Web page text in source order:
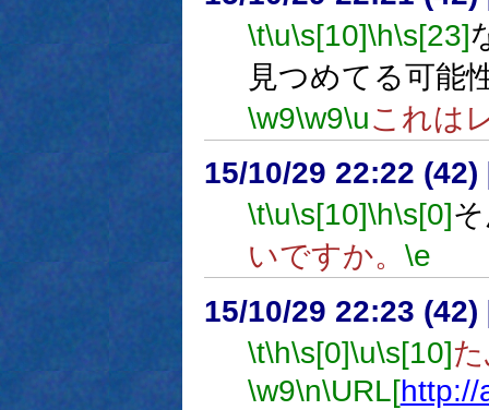
\t\u\s[10]\h\s[23]
見つめてる可能
\w9\w9\uこれは
15/10/29 22:22 (42)
\t\u\s[10]\h\s[0]
いですか。 \e
15/10/29 22:23 (42)
\t\h\s[0]\u\s[10]
\w9\n\URL[http://